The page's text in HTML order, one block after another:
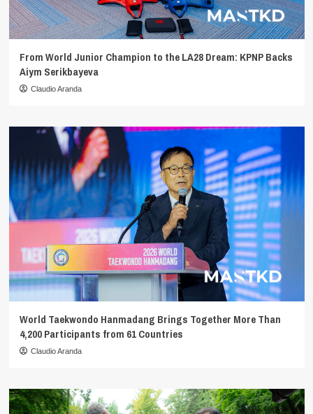
From World Junior Champion to the LA28 Dream: KPNP Backs
Aiym Serikbayeva
Claudio Aranda
World Taekwondo Hanmadang Brings Together More Than
4,200 Participants from 61 Countries
Claudio Aranda